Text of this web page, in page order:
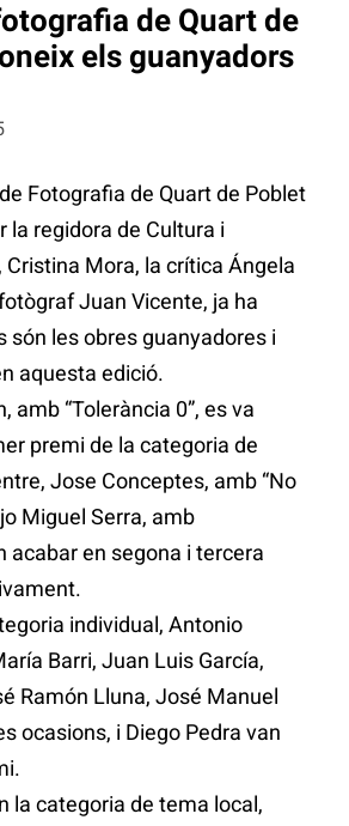
de Quart de
els guanyadors
Fotografia de Quart de Poblet
la regidora de Cultura i
Cristina Mora, la crítica Ángela
Juan Vicente, ja ha
són les obres guanyadores i
aquesta edició.
amb “Tolerància 0”, es va
premi de la categoria de
Jose Conceptes, amb “No
Miguel Serra, amb
acabar en segona i tercera
individual, Antonio
Barri, Juan Luis García,
Ramón Lluna, José Manuel
ocasions, i Diego Pedra van
la categoria de tema local,